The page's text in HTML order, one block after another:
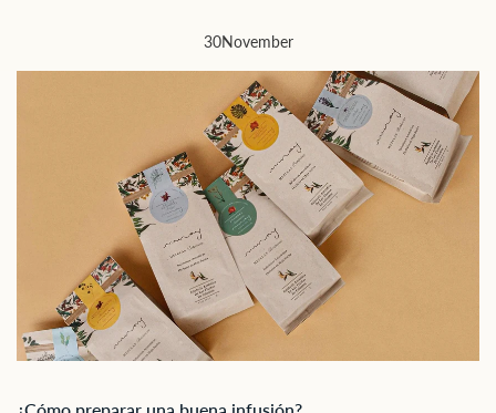
30November
¿Cómo preparar una buena infusión?